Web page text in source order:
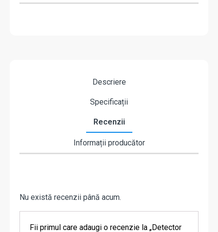
Descriere
Specificații
Recenzii
Informații producător
Nu există recenzii până acum.
Fii primul care adaugi o recenzie la „Detector